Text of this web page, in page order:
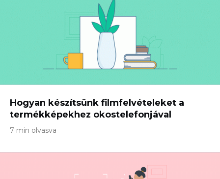
Hogyan készítsünk filmfelvételeket a
termékképekhez okostelefonjával
7 min olvasva